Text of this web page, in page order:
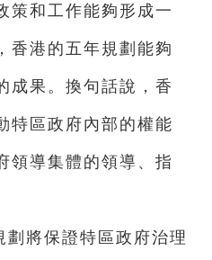
策和工作能夠形成一
香港的五年規劃能夠
成果。換句話說，香
特區政府內部的權能
領導集體的領導、指
劃將保證特區政府治理